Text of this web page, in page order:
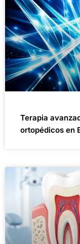
Terapia
ortopédicos en